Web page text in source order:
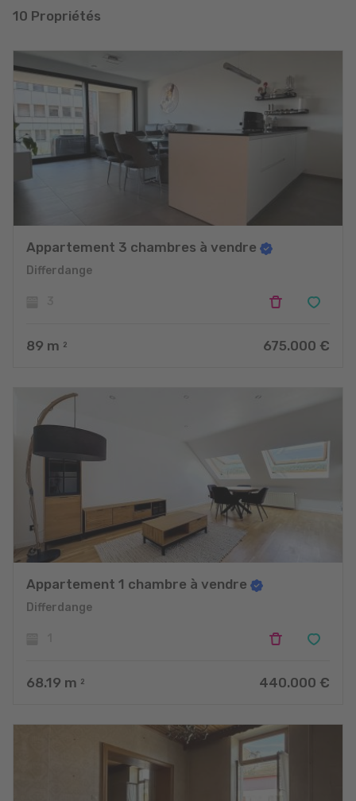
10 Propriétés
Appartement 3 chambres à vendre
Differdange
89 m 2 675.000 €
Appartement 1 chambre à vendre
Differdange
68.19 m 2 440.000 €